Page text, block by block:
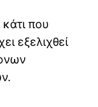
που
εξελιχθεί